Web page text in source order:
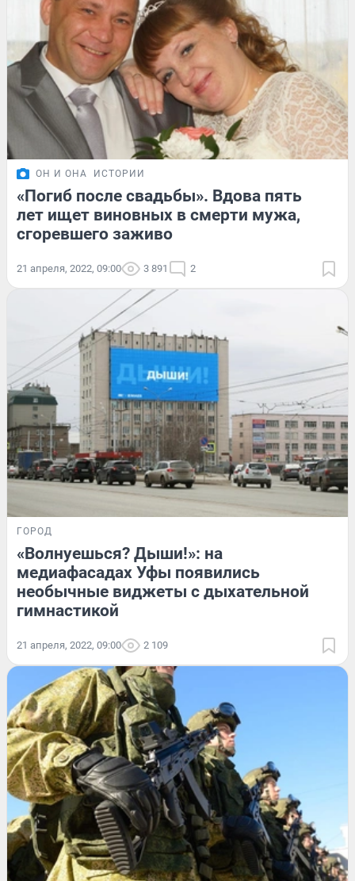
ОН И ОНА ИСТОРИИ
«Погиб после свадьбы». Вдова пять
лет ищет виновных в смерти мужа,
сгоревшего заживо
21 апреля, 2022, 09:00 3 891 2
ГОРОД
«Волнуешься? Дыши!»: на
медиафасадах Уфы появились
необычные виджеты с дыхательной
гимнастикой
21 апреля, 2022, 09:00 2 109